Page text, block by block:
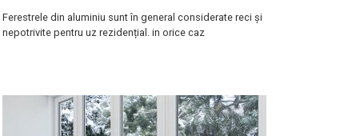
Ferestrele din aluminiu sunt în general considerate reci și
nepotrivite pentru uz rezidențial. in orice caz